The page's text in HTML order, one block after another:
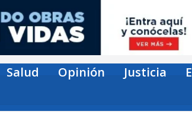
Salud Opinión Justicia